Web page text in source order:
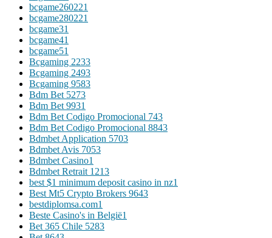
bcgame260221
bcgame280221
bcgame31
bcgame41
bcgame51
Bcgaming 2233
Bcgaming 2493
Bcgaming 9583
Bdm Bet 5273
Bdm Bet 9931
Bdm Bet Codigo Promocional 743
Bdm Bet Codigo Promocional 8843
Bdmbet Application 5703
Bdmbet Avis 7053
Bdmbet Casino1
Bdmbet Retrait 1213
best $1 minimum deposit casino in nz1
Best Mt5 Crypto Brokers 9643
bestdiplomsa.com1
Beste Casino's in België1
Bet 365 Chile 5283